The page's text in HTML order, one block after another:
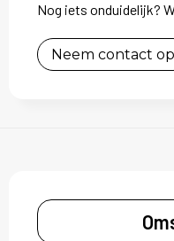
Nog iets onduidelijk?
Neem contact op